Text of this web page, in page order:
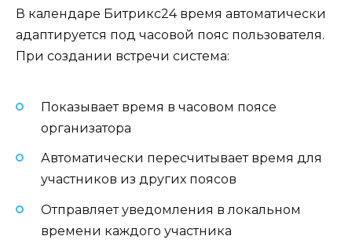
В календаре Битрикс24 время автоматически
адаптируется под часовой пояс пользователя.
При создании встречи система:
Показывает время в часовом поясе
организатора
Автоматически пересчитывает время для
участников из других поясов
Отправляет уведомления в локальном
времени каждого участника